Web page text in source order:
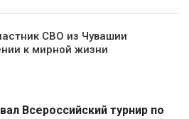
СВО из Чувашии
к мирной жизни
Всероссийский турнир по